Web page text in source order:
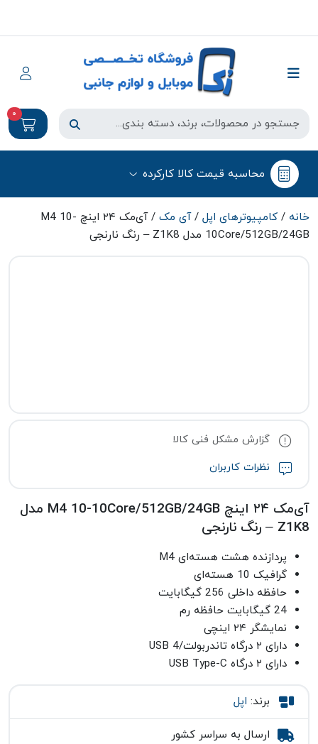
0
محاسبه قیمت کالا کارکرده
خانه / کامپیوتر‌های اپل /آی مک
/ آی‌مک ۲۴ اینچ M4 10-
10Core/512GB/24GB مدل Z1K8 – رنگ نارنجی
گزارش مشکل فنی کالا
نظرات کاربران
آی‌مک ۲۴ اینچ M4 10-10Core/512GB/24GB مدل
Z1K8 – رنگ نارنجی
پردازنده هشت هسته‌ای M4
گرافیک 10 هسته‌ای
حافظه داخلی 256 گیگابایت
24 گیگابایت حافظه رم
نمایشگر ۲۴ اینچی
دارای ۲ درگاه تاندربولت/USB 4
دارای ۲ درگاه USB Type-C
برند: اپل
ارسال به سراسر کشور